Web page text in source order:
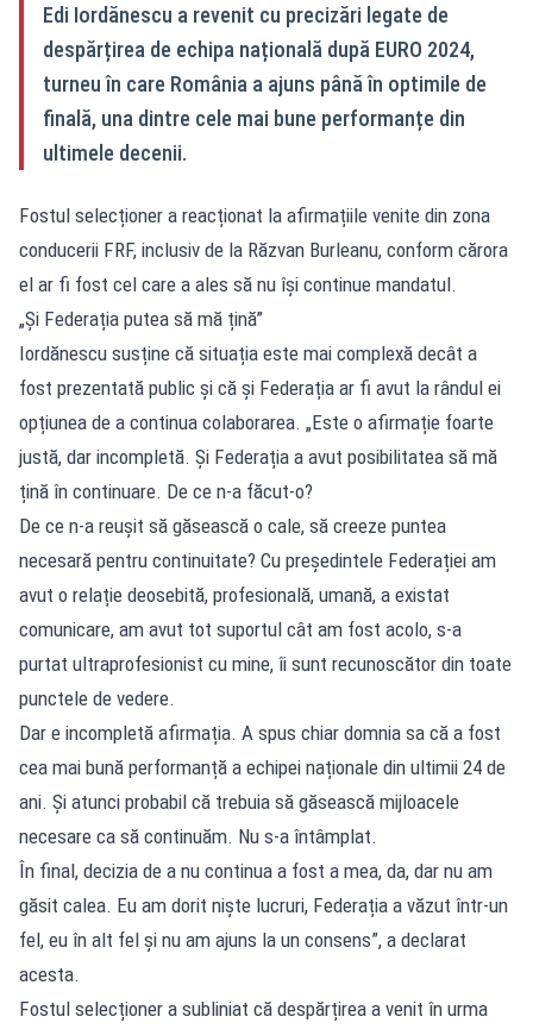
Edi Iordănescu a revenit cu precizări legate de
despărțirea de echipa națională după EURO 2024,
turneu în care România a ajuns până în optimile de
finală, una dintre cele mai bune performanțe din
ultimele decenii.
Fostul selecționer a reacționat la afirmațiile venite din zona
conducerii FRF, inclusiv de la Răzvan Burleanu, conform cărora
el ar fi fost cel care a ales să nu își continue mandatul.
„Și Federația putea să mă țină”
Iordănescu susține că situația este mai complexă decât a
fost prezentată public și că și Federația ar fi avut la rândul ei
opțiunea de a continua colaborarea. „Este o afirmație foarte
justă, dar incompletă. Și Federația a avut posibilitatea să mă
țină în continuare. De ce n-a făcut-o?
De ce n-a reușit să găsească o cale, să creeze puntea
necesară pentru continuitate? Cu președintele Federației am
avut o relație deosebită, profesională, umană, a existat
comunicare, am avut tot suportul cât am fost acolo, s-a
purtat ultraprofesionist cu mine, îi sunt recunoscător din toate
punctele de vedere.
Dar e incompletă afirmația. A spus chiar domnia sa că a fost
cea mai bună performanță a echipei naționale din ultimii 24 de
ani. Și atunci probabil că trebuia să găsească mijloacele
necesare ca să continuăm. Nu s-a întâmplat.
În final, decizia de a nu continua a fost a mea, da, dar nu am
găsit calea. Eu am dorit niște lucruri, Federația a văzut într-un
fel, eu în alt fel și nu am ajuns la un consens”, a declarat
acesta.
Fostul selecționer a subliniat că despărțirea a venit în urma